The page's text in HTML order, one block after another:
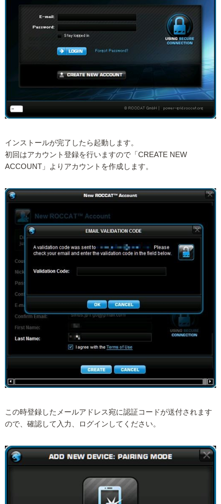
インストールが完了したら起動します。
初回はアカウント登録を行いますので「CREATE NEW
ACCOUNT」よりアカウントを作成します。
この時登録したメールアドレス宛に認証コードが送付されます
ので、確認して入力、ログインしてください。